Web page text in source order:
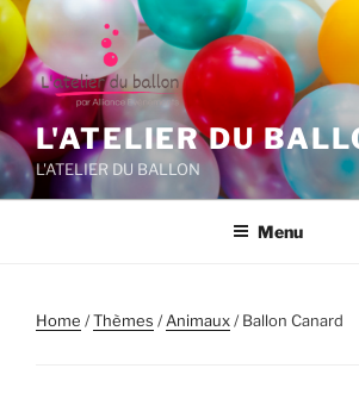
Aller
au
contenu
principal
L'ATELIER DU
L'ATELIER DU BALLON
Menu
Home /Thèmes /Animaux/ Ballon Canard